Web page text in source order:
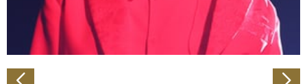
personalisieren, Funktionen für soziale Medien anbieten
zu können und die Zugriffe auf unsere Website zu
analysieren. Außerdem geben wir Informationen zu Ihrer
Verwendung unserer Website an unsere Partner für
soziale Medien, Werbung und Analysen weiter. Unsere